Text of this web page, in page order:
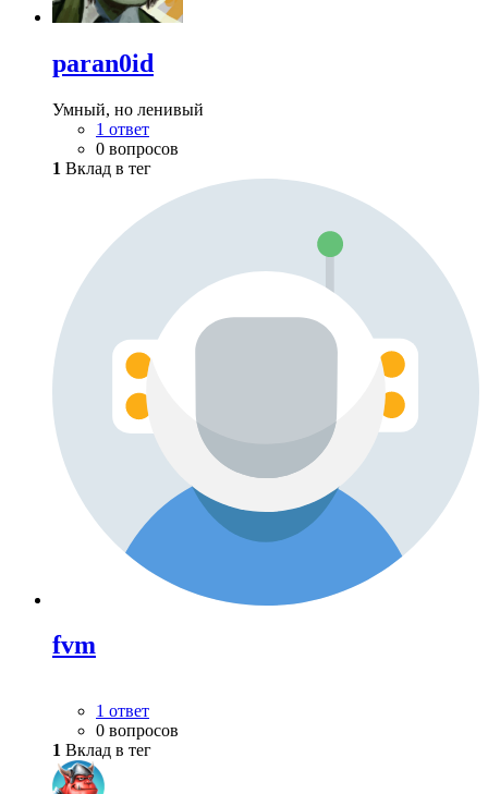
paran0id
Умный, но ленивый
1 ответ
0 вопросов
1 Вклад в тег
fvm
1 ответ
0 вопросов
1 Вклад в тег